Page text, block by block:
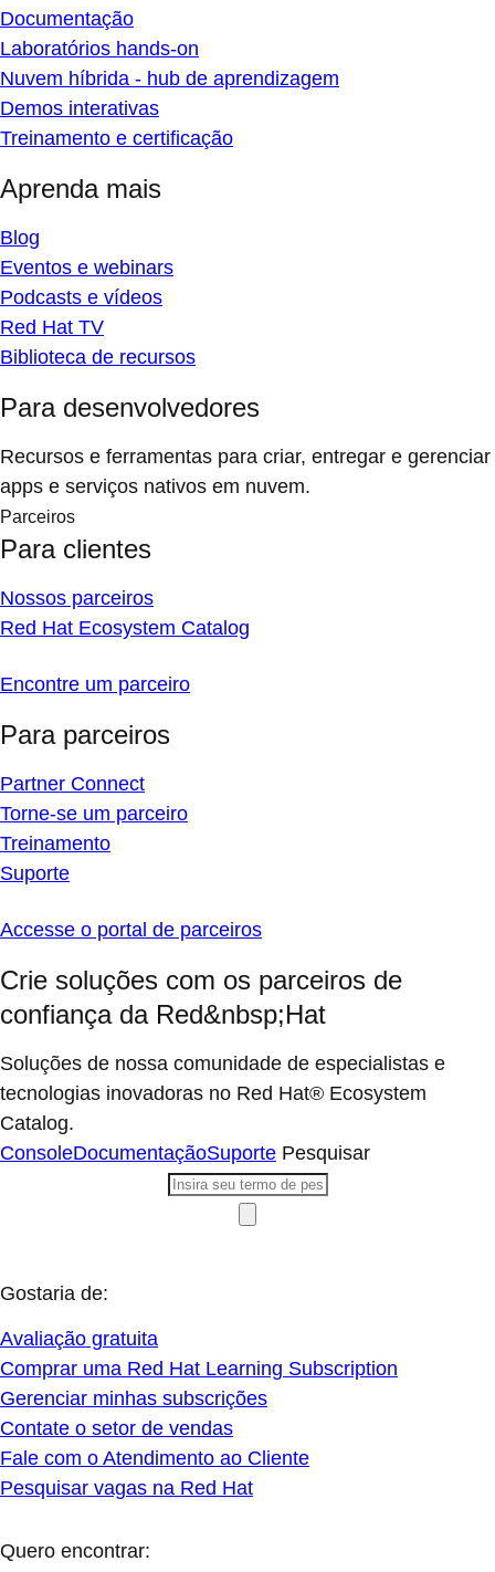
Documentação
Laboratórios hands-on
Nuvem híbrida - hub de aprendizagem
Demos interativas
Treinamento e certificação
Aprenda mais
Blog
Eventos e webinars
Podcasts e vídeos
Red Hat TV
Biblioteca de recursos
Para desenvolvedores
Recursos e ferramentas para criar, entregar e gerenciar
apps e serviços nativos em nuvem.
Parceiros
Para clientes
Nossos parceiros
Red Hat Ecosystem Catalog
Encontre um parceiro
Para parceiros
Partner Connect
Torne-se um parceiro
Treinamento
Suporte
Accesse o portal de parceiros
Crie soluções com os parceiros de
confiança da Red&nbsp;Hat
Soluções de nossa comunidade de especialistas e
tecnologias inovadoras no Red Hat® Ecosystem
Catalog.
ConsoleDocumentaçãoSuporte Pesquisar
Gostaria de:
Avaliação gratuita
Comprar uma Red Hat Learning Subscription
Gerenciar minhas subscrições
Contate o setor de vendas
Fale com o Atendimento ao Cliente
Pesquisar vagas na Red Hat
Quero encontrar: